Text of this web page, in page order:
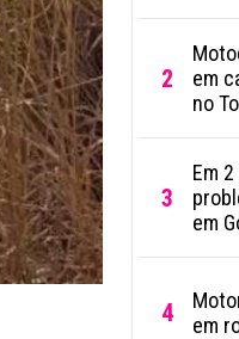
2
em
no
3
Em
em
4
em